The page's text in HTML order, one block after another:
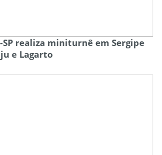
SP realiza miniturnê em Sergipe
e Lagarto